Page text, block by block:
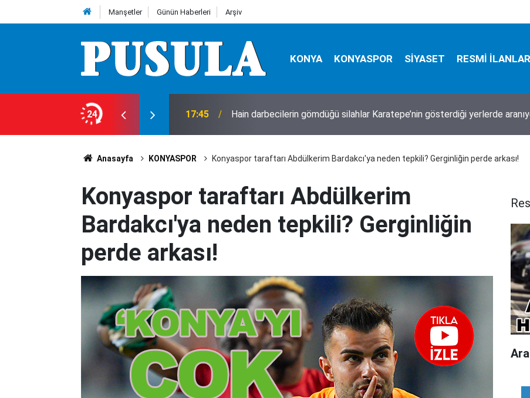
Manşetler Günün Haberleri Arşiv
KONYA KONYASPOR SİYASET RESMİ İLANLAR
24
Karatepe’nin gösterdiği yerlerde aranıyor 17:36 Konya'da yüzyıllık gelenek yerini buldu: Vatandaşlar serinledi
Anasayfa KONYASPOR Konyaspor taraftarı Abdülkerim Bardakcı'ya neden tepkili? Gerginliğin perde arkası!
Konyaspor taraftarı Abdülkerim
Bardakcı'ya neden tepkili? Gerginliğin
perde arkası!